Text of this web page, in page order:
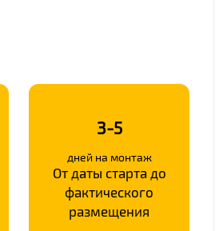
3-5
дней на монтаж
От даты старта до
фактического
размещения